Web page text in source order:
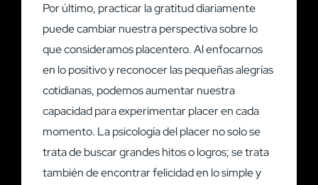
Por último, practicar la gratitud diariamente
puede cambiar nuestra perspectiva sobre lo
que consideramos placentero. Al enfocarnos
en lo positivo y reconocer las pequeñas alegrías
cotidianas, podemos aumentar nuestra
capacidad para experimentar placer en cada
momento. La psicología del placer no solo se
trata de buscar grandes hitos o logros; se trata
también de encontrar felicidad en lo simple y